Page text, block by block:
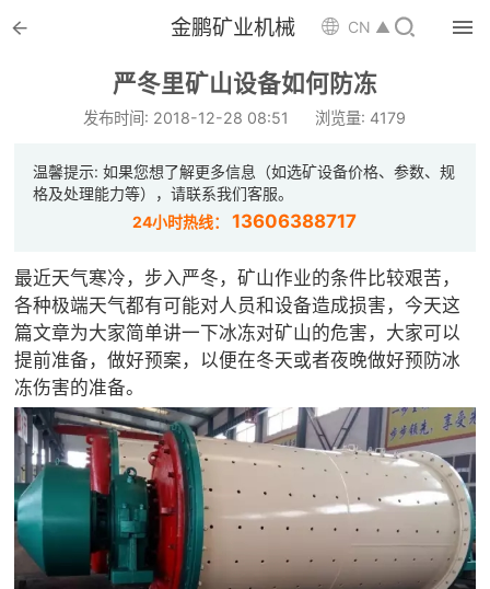
 金鹏矿业机械 CN ▲ 
严冬里矿山设备如何防冻
发布时间: 2018-12-28 08:51 浏览量: 4179
温馨提示: 如果您想了解更多信息（如选矿设备价格、参数、规
格及处理能力等），请联系我们客服。
24小时热线：13606388717
最近天气寒冷，步入严冬，矿山作业的条件比较艰苦，
各种极端天气都有可能对人员和设备造成损害，今天这
篇文章为大家简单讲一下冰冻对矿山的危害，大家可以
提前准备，做好预案，以便在冬天或者夜晚做好预防冰
冻伤害的准备。
 首页
 选矿设备
 配件耗材

 选矿总包
 案例中心
 新闻中心
 矿山设计院
 选矿实验室